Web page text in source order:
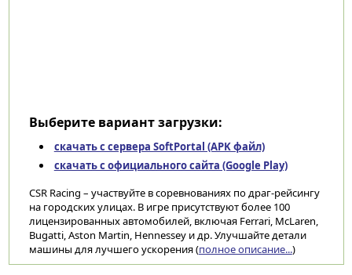
Выберите вариант загрузки:
скачать с сервера SoftPortal (APK файл)
скачать с официального сайта (Google Play)
CSR Racing – участвуйте в соревнованиях по драг-рейсингу
на городских улицах. В игре присутствуют более 100
лицензированных автомобилей, включая Ferrari, McLaren,
Bugatti, Aston Martin, Hennessey и др. Улучшайте детали
машины для лучшего ускорения (полное описание...)